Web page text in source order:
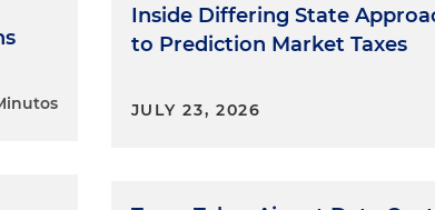
Inside Differing State
to Prediction Market Taxes
JULY 23, 2026